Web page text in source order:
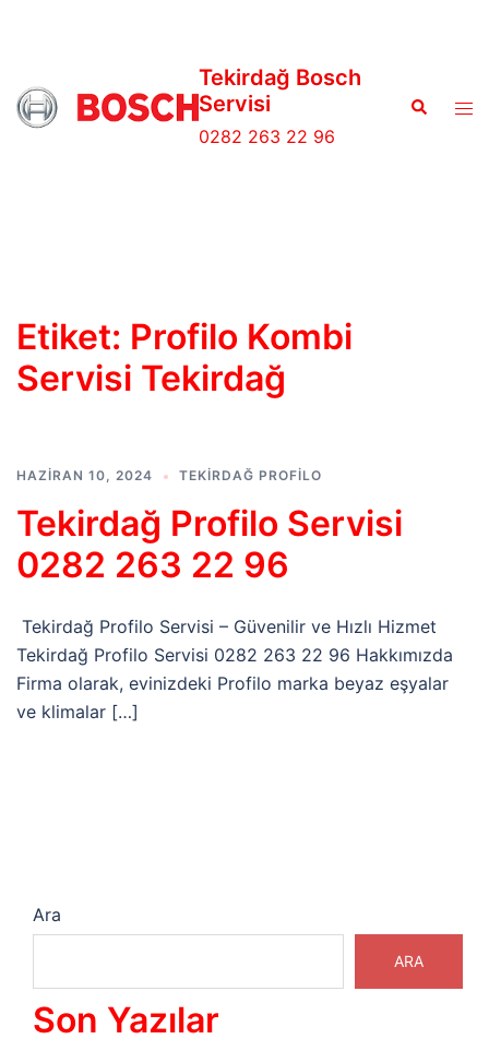
Tekirdağ Bosch
Servisi
0282 263 22 96
Search
Etiket: Profilo Kombi
Servisi Tekirdağ
HAZIRAN 10, 2024 TEKIRDAĞ PROFILO
Tekirdağ Profilo Servisi
0282 263 22 96
Tekirdağ Profilo Servisi – Güvenilir ve Hızlı Hizmet
Tekirdağ Profilo Servisi 0282 263 22 96 Hakkımızda
Firma olarak, evinizdeki Profilo marka beyaz eşyalar
ve klimalar […]
Ara
ARA
Son Yazılar